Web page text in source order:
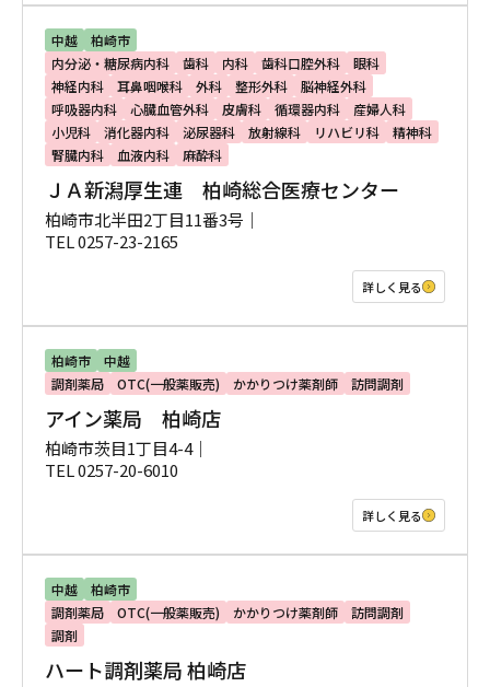
中越
柏崎市
内分泌・糖尿病内科
歯科 内科 歯科口腔外科
眼科
神経内科
耳鼻咽喉科 外科 整形外科
脳神経外科
呼吸器内科
心臓血管外科 皮膚科 循環器内科
産婦人科
小児科
消化器内科 泌尿器科 放射線科 リハビリ科
精神科
腎臓内科
血液内科 麻酔科
ＪＡ新潟厚生連 柏崎総合医療センター
柏崎市北半田2丁目11番3号｜
TEL 0257-23-2165
詳しく見る
柏崎市
中越
調剤薬局
OTC(一般薬販売) かかりつけ薬剤師 訪問調剤
アイン薬局 柏崎店
柏崎市茨目1丁目4-4｜
TEL 0257-20-6010
詳しく見る
中越
柏崎市
調剤薬局
OTC(一般薬販売) かかりつけ薬剤師
訪問調剤
調剤
ハート調剤薬局 柏崎店